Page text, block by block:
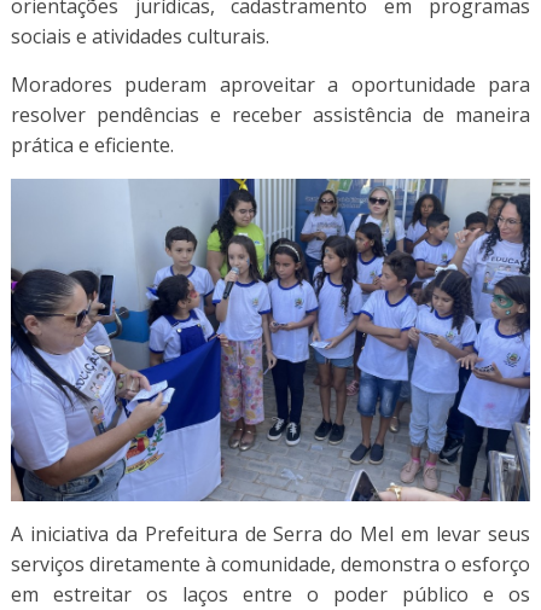
orientações jurídicas, cadastramento em programas
sociais e atividades culturais.
Moradores puderam aproveitar a oportunidade para
resolver pendências e receber assistência de maneira
prática e eficiente.
A iniciativa da Prefeitura de Serra do Mel em levar seus
serviços diretamente à comunidade, demonstra o esforço
em estreitar os laços entre o poder público e os